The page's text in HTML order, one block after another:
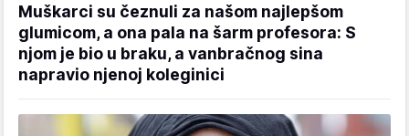
Muškarci su čeznuli za našom najlepšom
glumicom, a ona pala na šarm profesora: S
njom je bio u braku, a vanbračnog sina
napravio njenoj koleginici